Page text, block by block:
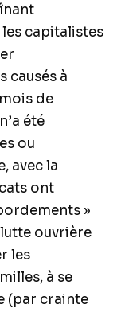
capitalistes
causés à
de
été
ou
avec la
ont
»
ouvrière
les
à se
(par crainte